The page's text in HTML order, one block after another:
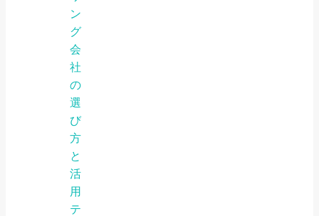
ン
グ
会
社
の
選
び
方
と
活
用
テ